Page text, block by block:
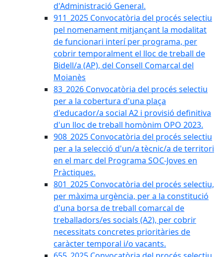
d'Administració General.
911_2025 Convocatòria del procés selectiu
pel nomenament mitjançant la modalitat
de funcionari interí per programa, per
cobrir temporalment el lloc de treball de
Bidell/a (AP), del Consell Comarcal del
Moianès
83_2026 Convocatòria del procés selectiu
per a la cobertura d'una plaça
d'educador/a social A2 i provisió definitiva
d'un lloc de treball homònim OPO 2023.
908_2025 Convocatòria del procés selectiu
per a la selecció d'un/a tècnic/a de territori
en el marc del Programa SOC-Joves en
Pràctiques.
801_2025 Convocatòria del procés selectiu,
per màxima urgència, per a la constitució
d'una borsa de treball comarcal de
treballadors/es socials (A2), per cobrir
necessitats concretes prioritàries de
caràcter temporal i/o vacants.